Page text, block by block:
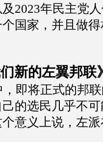
2023年民主党
国家，并且做
新的左翼邦联
即将正式的邦
的选民几乎不
意义上说，左派